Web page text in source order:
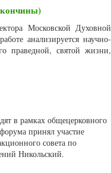
Московской Духовной
анализируется научно-
праведной, святой жизни,
в рамках общецерковного
принял участие
совета по
Никольский.